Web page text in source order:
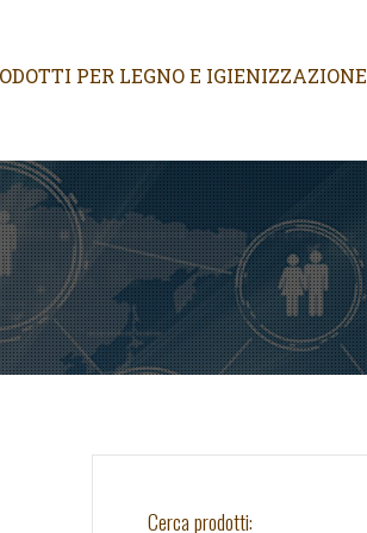
PER LEGNO E IGIENIZZAZIONE
Cerca prodotti: